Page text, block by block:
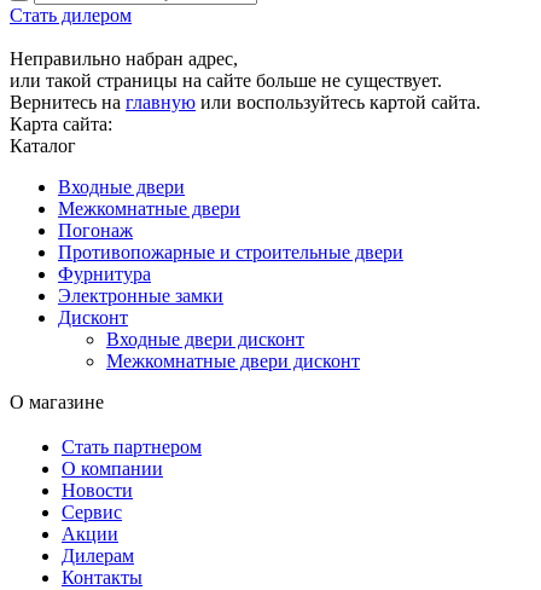
Стать дилером
Неправильно набран адрес,
или такой страницы на сайте больше не существует.
Вернитесь на главную или воспользуйтесь картой сайта.
Карта сайта:
Каталог
Входные двери
Межкомнатные двери
Погонаж
Противопожарные и строительные двери
Фурнитура
Электронные замки
Дисконт
Входные двери дисконт
Межкомнатные двери дисконт
О магазине
Стать партнером
О компании
Новости
Сервис
Акции
Дилерам
Контакты